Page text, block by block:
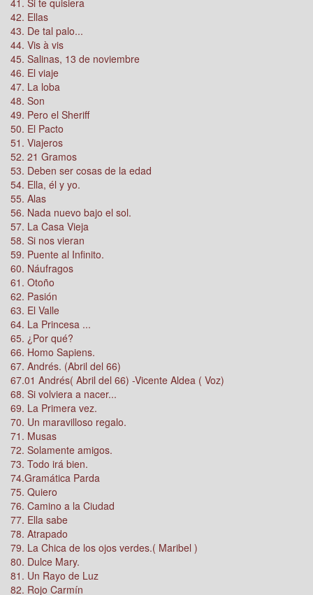
41. Si te quisiera
42. Ellas
43. De tal palo...
44. Vis à vis
45. Salinas, 13 de noviembre
46. El viaje
47. La loba
48. Son
49. Pero el Sheriff
50. El Pacto
51. Viajeros
52. 21 Gramos
53. Deben ser cosas de la edad
54. Ella, él y yo.
55. Alas
56. Nada nuevo bajo el sol.
57. La Casa Vieja
58. Si nos vieran
59. Puente al Infinito.
60. Náufragos
61. Otoño
62. Pasión
63. El Valle
64. La Princesa ...
65. ¿Por qué?
66. Homo Sapiens.
67. Andrés. (Abril del 66)
67.01 Andrés( Abril del 66) -Vicente Aldea ( Voz)
68. Si volviera a nacer...
69. La Primera vez.
70. Un maravilloso regalo.
71. Musas
72. Solamente amigos.
73. Todo irá bien.
74.Gramática Parda
75. Quiero
76. Camino a la Ciudad
77. Ella sabe
78. Atrapado
79. La Chica de los ojos verdes.( Maribel )
80. Dulce Mary.
81. Un Rayo de Luz
82. Rojo Carmín